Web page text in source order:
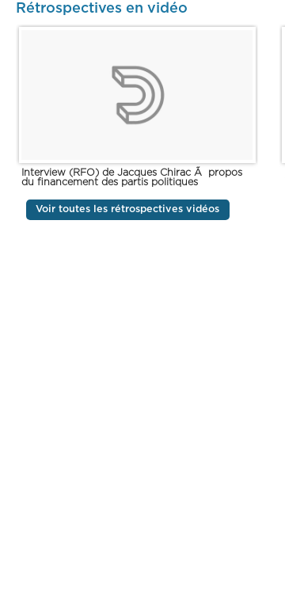
Rétrospectives en vidéo
Interview (RFO) de Jacques Chirac Ã propos
du financement des partis politiques
Voir toutes les rétrospectives vidéos